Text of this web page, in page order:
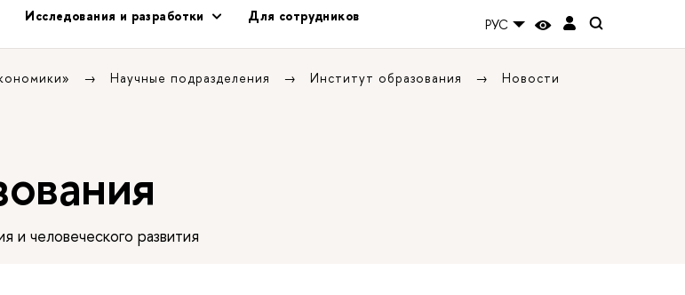
Исследования и разработки
Для сотрудников
РУС
Научные подразделения Институт образования Новости
и человеческого развития